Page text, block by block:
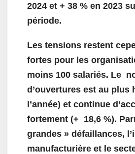
2024 et + 38 % en 2023
période.
Les tensions restent
fortes pour les
moins 100 salariés. Le
d’ouvertures est au plus
l’année) et continue
fortement (+ 18,6 %).
grandes » défaillances,
manufacturière et le